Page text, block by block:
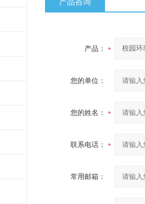
产品咨询
产品：
您的单位：
您的姓名：
联系电话：
常用邮箱：